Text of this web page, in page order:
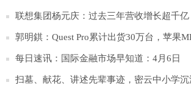
联想集团杨元庆：过去三年营收增长超千
郭明錤：Quest Pro累计出货30万台，苹果
馈存疑
每日速讯：国际金融市场早知道：4月6日
扫墓、献花、讲述先辈事迹，密云中小学